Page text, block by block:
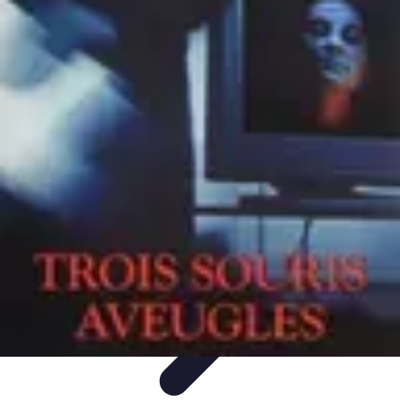
Astuces Rubik Cube
Astuces et Techniques
Techniques de Speedcubing
Astuces et
techniques
Résolution Techniques et Astuces
Astuces Rubik Cube